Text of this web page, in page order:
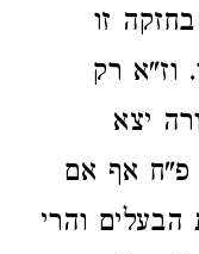
זו
וז"א רק
יצא
פ"ח אף אם
והרי